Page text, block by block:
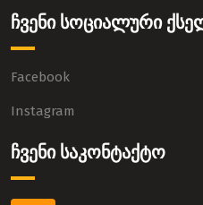
ჩვენი სოციალური
Facebook
Instagram
ჩვენი საკონტაქტო